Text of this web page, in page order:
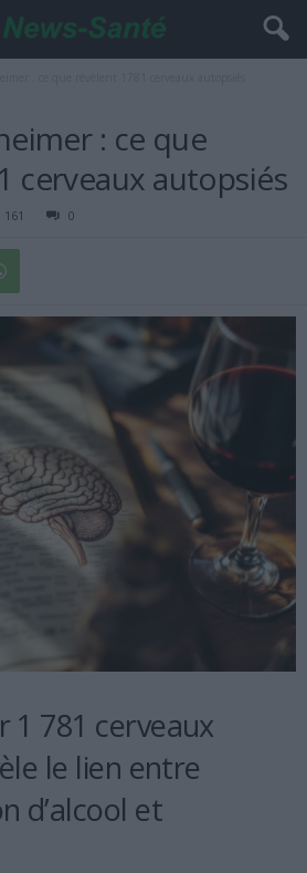
: ce que
cerveaux autopsiés
161 0
1 781 cerveaux
le lien entre
d’alcool et